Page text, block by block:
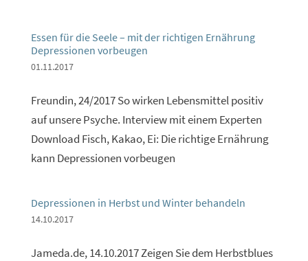
Essen für die Seele – mit der richtigen Ernährung
Depressionen vorbeugen
01.11.2017
Freundin, 24/2017 So wirken Lebensmittel positiv
auf unsere Psyche. Interview mit einem Experten
Download Fisch, Kakao, Ei: Die richtige Ernährung
kann Depressionen vorbeugen
Depressionen in Herbst und Winter behandeln
14.10.2017
Jameda.de, 14.10.2017 Zeigen Sie dem Herbstblues